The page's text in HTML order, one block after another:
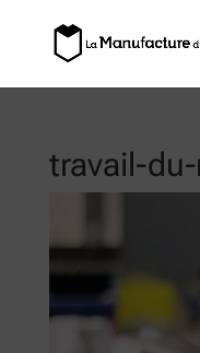
travail-